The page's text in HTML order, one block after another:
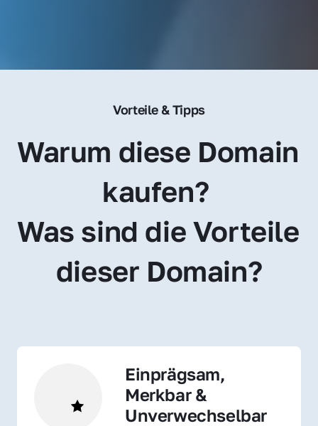
Vorteile & Tipps
Warum diese Domain
kaufen?
Was sind die Vorteile
dieser Domain?
Einprägsam,
Merkbar &
Unverwechselbar